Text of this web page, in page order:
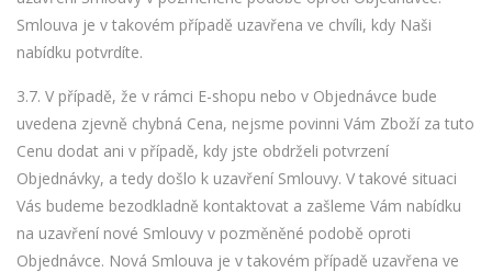
Smlouva je v takovém případě uzavřena ve chvíli, kdy Naši
nabídku potvrdíte.
3.7. V případě, že v rámci E-shopu nebo v Objednávce bude
uvedena zjevně chybná Cena, nejsme povinni Vám Zboží za tuto
Cenu dodat ani v případě, kdy jste obdrželi potvrzení
Objednávky, a tedy došlo k uzavření Smlouvy. V takové situaci
Vás budeme bezodkladně kontaktovat a zašleme Vám nabídku
na uzavření nové Smlouvy v pozměněné podobě oproti
Objednávce. Nová Smlouva je v takovém případě uzavřena ve